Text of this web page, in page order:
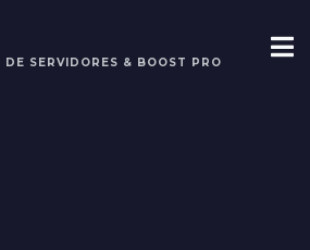
SERVIDORES & BOOST PRO